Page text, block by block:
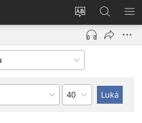
Tyá
monɔkɔ
mosusu
Kokɔta
na
(fungolá
fenɛtrɛ
Luká
JW.ORG
Mokapo